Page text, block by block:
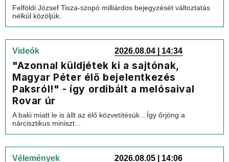
Felföldi József Tisza-szopó milliárdos bejegyzését változtatás
nélkül közöljük.
Videók 2026.08.04 | 14:34
"Azonnal küldjétek ki a sajtónak,
Magyar Péter élő bejelentkezés
Paksról!" - így ordibált a melósaival
Rovar úr
A baki miatt le is állt az élő közvetítésük…Így őrjöng a
nárcisztikus miniszt...
Vélemények 2026.08.05 | 14:06